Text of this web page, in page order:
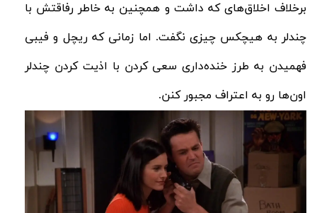
برخلاف اخلاق‌های که داشت و همچنین به خاطر رفاقتش با
چندلر به هیچکس چیزی نگفت. اما زمانی که ریچل و فیبی
فهمیدن به طرز خنده‌داری سعی کردن با اذیت کردن چندلر
اون‌ها رو به اعتراف مجبور کنن.